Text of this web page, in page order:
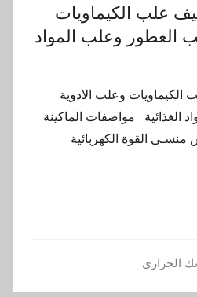
علب الكيماويات
العطور وعلب المواد
الكيماويات وعلب الادوية
الغذائية مواصفات الماكينة
منسـى القوة الكهربائية
الحراري